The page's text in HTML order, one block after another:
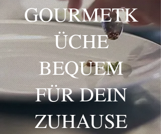
GOURMETK
ÜCHE
BEQUEM
FÜR DEIN
ZUHAUSE